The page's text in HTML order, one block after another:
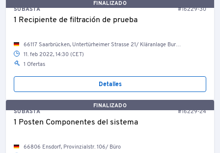
FINALIZADO
SUBASTA
#16229-30
1 Recipiente de filtración de prueba
66117 Saarbrücken, Untertürheimer Strasse 21/ Kläranlage Burbach
11. feb 2022, 14:30 (CET)
1 Ofertas
Detalles
FINALIZADO
SUBASTA
#16229-24
1 Posten Componentes del sistema
66806 Ensdorf, Provinzialstr. 106/ Büro